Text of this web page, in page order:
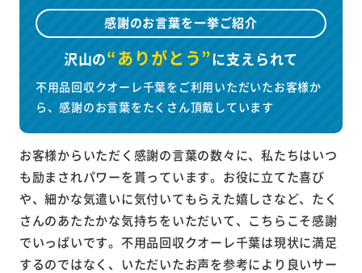
感謝のお言葉を一挙ご紹介
沢山の“ありがとう”に支えられて
不用品回収クオーレ千葉をご利用いただいたお客様か
ら、感謝のお言葉をたくさん頂戴しています
お客様からいただく感謝の言葉の数々に、私たちはいつ
も励まされパワーを貰っています。お役に立てた喜び
や、細かな気遣いに気付いてもらえた嬉しさなど、たく
さんのあたたかな気持ちをいただいて、こちらこそ感謝
でいっぱいです。不用品回収クオーレ千葉は現状に満足
するのではなく、いただいたお声を参考により良いサー